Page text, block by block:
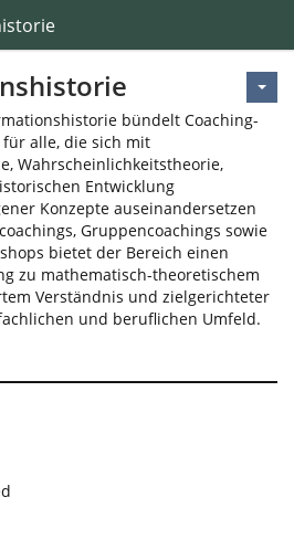
bündelt Coaching-
alle, die sich mit
Wahrscheinlichkeitstheorie,
Entwicklung
Konzepte auseinandersetzen
Gruppencoachings sowie
bietet der Bereich einen
zu mathematisch-theoretischem
Verständnis und zielgerichteter
und beruflichen Umfeld.